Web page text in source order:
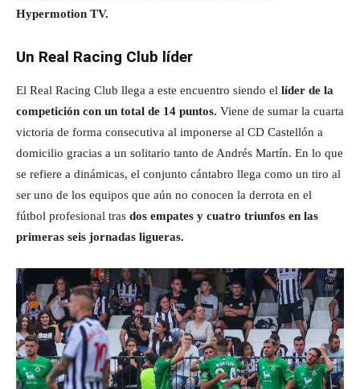
Hypermotion TV.
Un Real Racing Club líder
El Real Racing Club llega a este encuentro siendo el líder de la
competición con un total de 14 puntos. Viene de sumar la cuarta
victoria de forma consecutiva al imponerse al CD Castellón a
domicilio gracias a un solitario tanto de Andrés Martín. En lo que
se refiere a dinámicas, el conjunto cántabro llega como un tiro al
ser uno de los equipos que aún no conocen la derrota en el
fútbol profesional tras dos empates y cuatro triunfos en las
primeras seis jornadas ligueras.